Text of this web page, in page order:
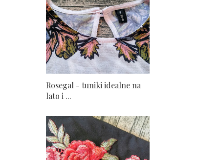
Rosegal - tuniki idealne na
lato i ...